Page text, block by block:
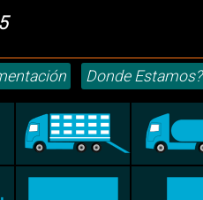
Donde Estamos?